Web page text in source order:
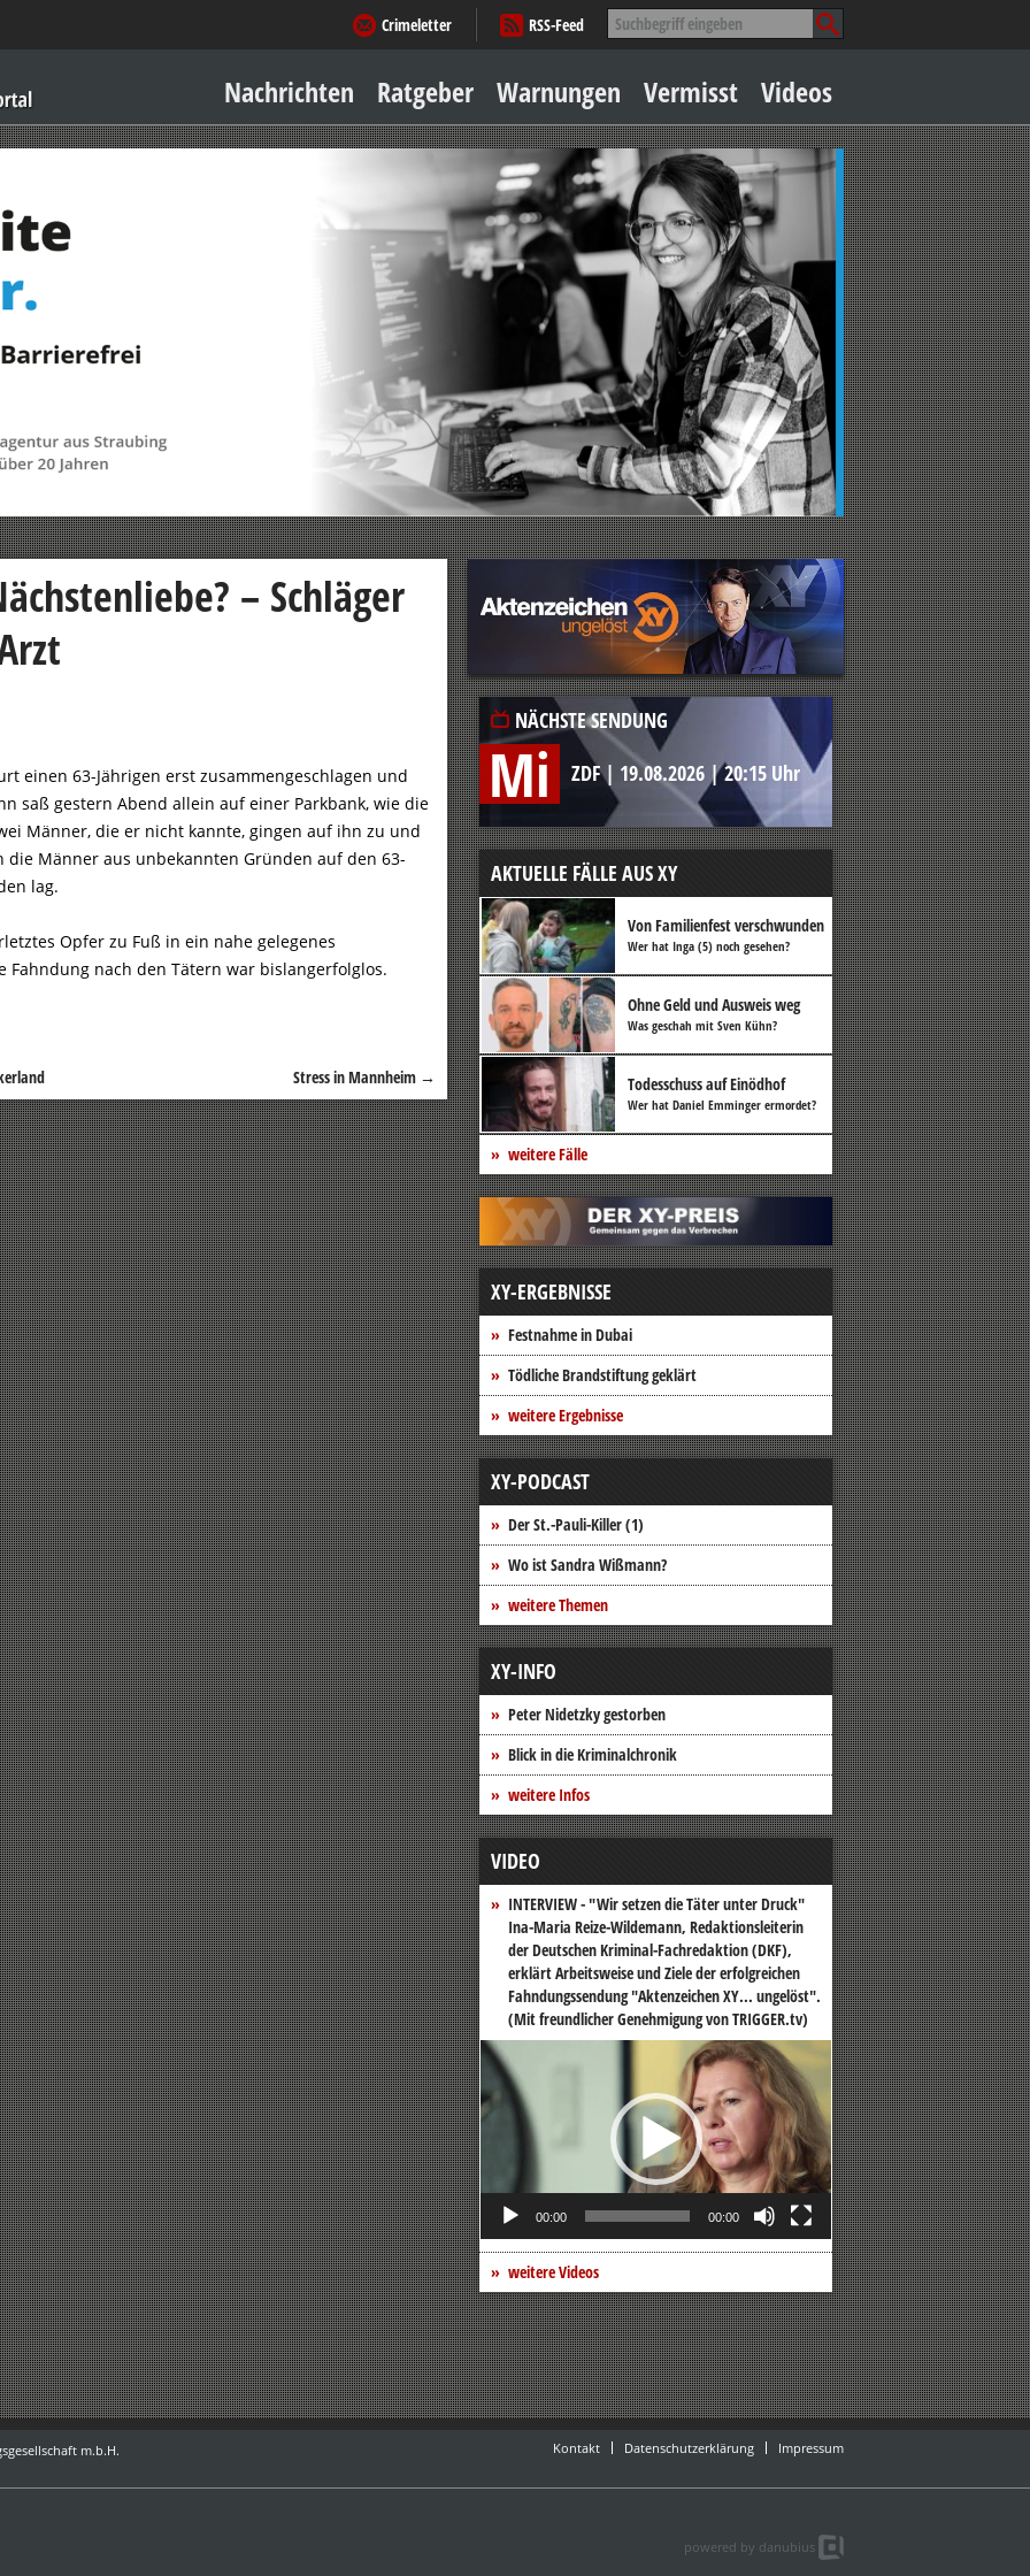
Suche
nach:
Crimeletter
RSS-Feed
Inhalt
springen
Nachrichten Ratgeber
Sicher zu Hause
Geld & Einkauf
Amore & mehr
Mobiles Leben
Arbeitsleben
Warnungen Vermisst Videos
– Schläger
einen 63-Jährigen erst zusammengeschlagen und
saß gestern Abend allein auf einer Parkbank, wie die
Männer, die er nicht kannte, gingen auf ihn zu und
Männer aus unbekannten Gründen auf den 63-
lag.
Opfer zu Fuß in ein nahe gelegenes
nach den Tätern war bislangerfolglos.
Stress in Mannheim →
NÄCHSTE SENDUNG
Mi ZDF| 19.08.2026 |20:15 Uhr
AKTUELLE FÄLLE AUS XY
Von Familienfest verschwunden
Wer hat Inga (5) noch gesehen?
Ohne Geld und Ausweis weg
Was geschah mit Sven Kühn?
Todesschuss auf Einödhof
Wer hat Daniel Emminger ermordet?
weitere Fälle
XY-ERGEBNISSE
Festnahme in Dubai
Tödliche Brandstiftung geklärt
weitere Ergebnisse
XY-PODCAST
Der St.-Pauli-Killer (1)
Wo ist Sandra Wißmann?
weitere Themen
XY-INFO
Peter Nidetzky gestorben
Blick in die Kriminalchronik
weitere Infos
VIDEO
INTERVIEW - "Wir setzen die Täter unter Druck"
Ina-Maria Reize-Wildemann, Redaktionsleiterin
der Deutschen Kriminal-Fachredaktion (DKF),
erklärt Arbeitsweise und Ziele der erfolgreichen
Fahndungssendung "Aktenzeichen XY... ungelöst".
(Mit freundlicher Genehmigung von TRIGGER.tv)
Video-
Player
00:00 00:00
weitere Videos
m.b.H.
Kontakt Datenschutzerklärung Impressum
powered by danubius